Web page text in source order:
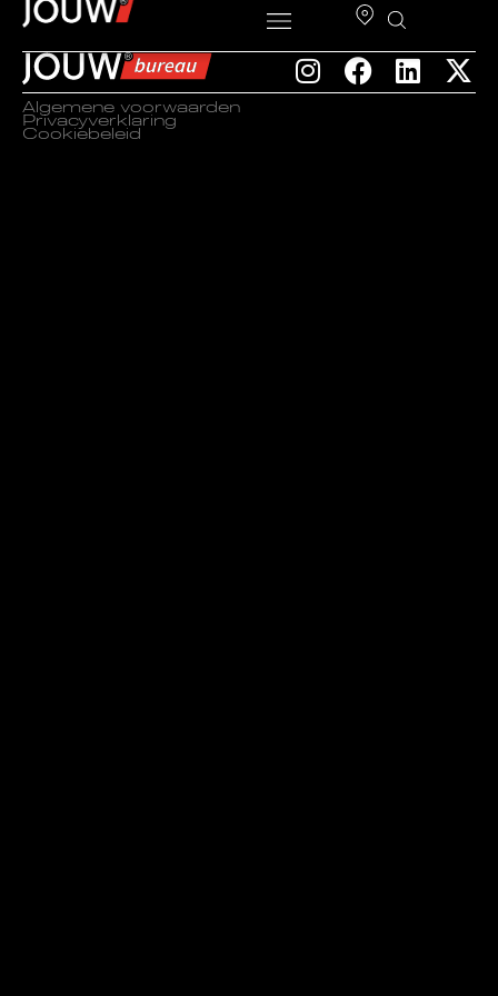
Algemene voorwaarden
Privacyverklaring
Cookiebeleid